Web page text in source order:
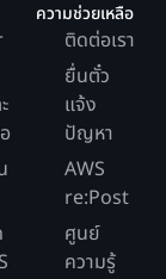
ความช่วยเหลือ
ติดต่อเรา
ยื่นตั๋ว
แจ้ง
ปัญหา
AWS
re:Post
ศูนย์
ความรู้